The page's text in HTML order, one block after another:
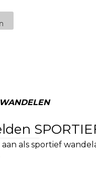
aan als sportief